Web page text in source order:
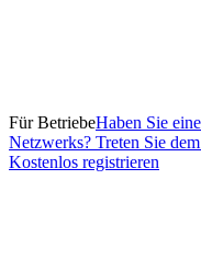
Für BetriebeHaben Sie
Netzwerks? Treten Sie
Kostenlos registrieren